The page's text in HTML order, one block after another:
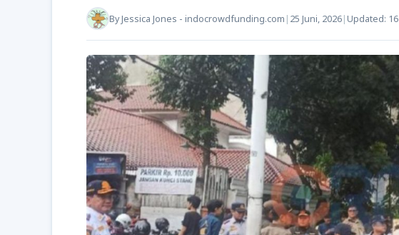
ByJessica Jones - indocrowdfunding.com | 25 Juni, 2026| Updated: